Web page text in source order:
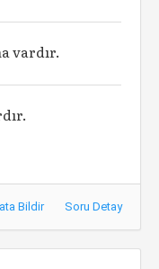
vardır.
Bildir Soru Detay